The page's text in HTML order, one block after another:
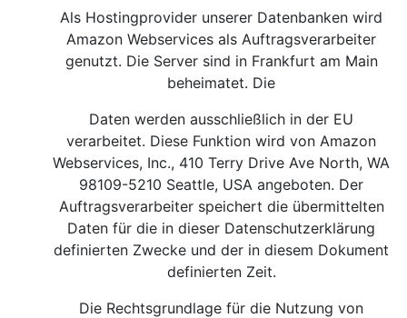
Als Hostingprovider unserer Datenbanken wird
Amazon Webservices als Auftragsverarbeiter
genutzt. Die Server sind in Frankfurt am Main
beheimatet. Die
Daten werden ausschließlich in der EU
verarbeitet. Diese Funktion wird von Amazon
Webservices, Inc., 410 Terry Drive Ave North, WA
98109-5210 Seattle, USA angeboten. Der
Auftragsverarbeiter speichert die übermittelten
Daten für die in dieser Datenschutzerklärung
definierten Zwecke und der in diesem Dokument
definierten Zeit.
Die Rechtsgrundlage für die Nutzung von